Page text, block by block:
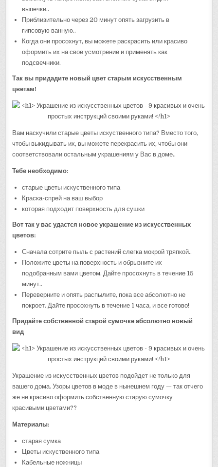
выпечки..
Приблизительно через 20 минут опять загрузить в
гипсовую ванную..
Когда они просохнут, вы можете раскрасить или красиво
оформить их на свое усмотрение и применять как
подсвечники.
Так вы придадите новый цвет старым искусственным
цветам!
Вам наскучили старые цветы искуственного типа? Вместо того,
чтобы выкидывать их, вы можете перекрасить их, чтобы они
соответствовали остальным украшениям у Вас в доме..
Тебе необходимо:
старые цветы искуственного типа
Краска-спрей на ваш выбор
которая подходит поверхность для сушки
Вот так у вас удастся новое украшение из искусственных
цветов:
Сначала сотрите пыль с растений слегка мокрой тряпкой..
Положите цветы на поверхность и обрызните их
подобранным вами цветом. Дайте просохнуть в течение 15
минут..
Переверните и опять распылите, пока все абсолютно не
покроет. Дайте просохнуть в течение 1 часа, и все готово!
Придайте собственной старой сумочке абсолютно новый
вид
Украшение из искусственных цветов подойдет не только для
вашего дома. Узоры цветов в моде в нынешнем году — так отчего
же не красиво оформить собственную старую сумочку
красивыми цветами??
Материалы:
старая сумка
Цветы искуственного типа
Кабельные ножницы